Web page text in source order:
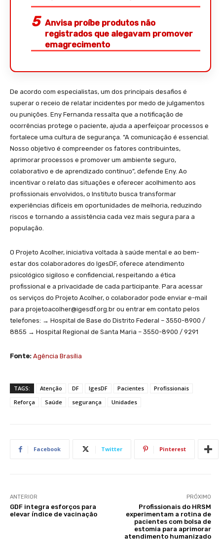
Anvisa proíbe produtos não
registrados que alegavam promover
emagrecimento
De acordo com especialistas, um dos principais desafios é
superar o receio de relatar incidentes por medo de julgamentos
ou punições. Eny Fernanda ressalta que a notificação de
ocorrências protege o paciente, ajuda a aperfeiçoar processos e
fortalece uma cultura de segurança. “A comunicação é essencial.
Nosso objetivo é compreender os fatores contribuintes,
aprimorar processos e promover um ambiente seguro,
colaborativo e de aprendizado contínuo”, defende Eny. Ao
incentivar o relato das situações e oferecer acolhimento aos
profissionais envolvidos, o Instituto busca transformar
experiências difíceis em oportunidades de melhoria, reduzindo
riscos e tornando a assistência cada vez mais segura para a
população.
O Projeto Acolher, iniciativa voltada à saúde mental e ao bem-
estar dos colaboradores do IgesDF, oferece atendimento
psicológico sigiloso e confidencial, respeitando a ética
profissional e a privacidade de cada participante. Para acessar
os serviços do Projeto Acolher, o colaborador pode enviar e-mail
para projetoacolher@igesdf.org.br ou entrar em contato pelos
telefones: → Hospital de Base do Distrito Federal – 3550-8900 /
8855 → Hospital Regional de Santa Maria – 3550-8900 / 9291
Fonte: Agência Brasília
TAGS: Atenção DF IgesDF Pacientes
Profissionais
Reforça
Saúde segurança Unidades
Facebook Twitter Pinterest
ANTERIOR
GDF integra esforços para
elevar índice de vacinação
PRÓXIMO
Profissionais do HRSM
experimentam a rotina de
pacientes com bolsa de
estomia para aprimorar
atendimento humanizado